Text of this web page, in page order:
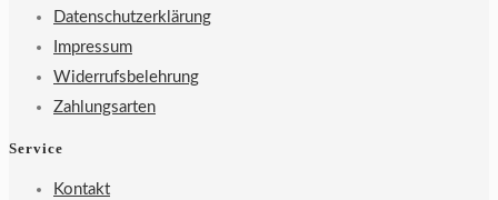
Datenschutzerklärung
Impressum
Widerrufsbelehrung
Zahlungsarten
Service
Kontakt